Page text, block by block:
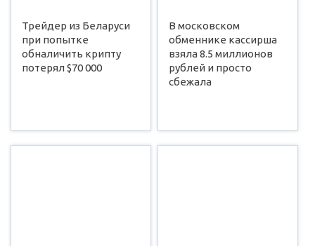
Трейдер из Беларуси
при попытке
обналичить крипту
потерял $70 000
В московском
обменнике кассирша
взяла 8.5 миллионов
рублей и просто
сбежала